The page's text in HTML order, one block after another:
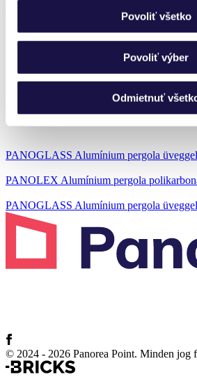
Povoliť všetko
Povoliť výber
Odmietnuť
PANOGLASS Alumínium pergola üveggel
Tól 1 360 903,38 Ft
Tól 952 680 Ft
Korábbi felismerések
PANOGLASS Alumínium pergola üveggel
PANOLEX Alumínium pergola
PANOGLASS Alumínium pergola üveggel
© 2024 - 2026 Panorea Point. Minden jog